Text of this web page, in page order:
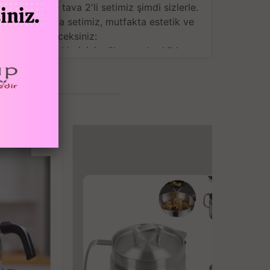
tencere tava 2'li setimiz şimdi sizlerle.
tencere tava setimiz, mutfakta estetik ve
seti seveceksiniz:
yemeklerinizi mükemmel şekilde
Pyrex kapak, yemeklerinizi rahatça